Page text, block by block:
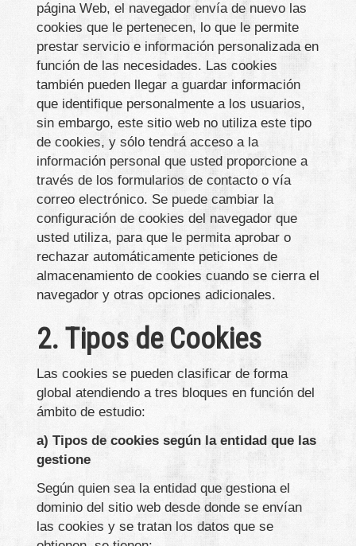
página Web, el navegador envía de nuevo las
cookies que le pertenecen, lo que le permite
prestar servicio e información personalizada en
función de las necesidades. Las cookies
también pueden llegar a guardar información
que identifique personalmente a los usuarios,
sin embargo, este sitio web no utiliza este tipo
de cookies, y sólo tendrá acceso a la
información personal que usted proporcione a
través de los formularios de contacto o vía
correo electrónico. Se puede cambiar la
configuración de cookies del navegador que
usted utiliza, para que le permita aprobar o
rechazar automáticamente peticiones de
almacenamiento de cookies cuando se cierra el
navegador y otras opciones adicionales.
2. Tipos de Cookies
Las cookies se pueden clasificar de forma
global atendiendo a tres bloques en función del
ámbito de estudio:
a) Tipos de cookies según la entidad que las
gestione
Según quien sea la entidad que gestiona el
dominio del sitio web desde donde se envían
las cookies y se tratan los datos que se